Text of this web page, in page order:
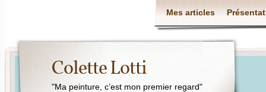
Mes articles
Colette Lotti
"Ma peinture, c’est mon premier regard"